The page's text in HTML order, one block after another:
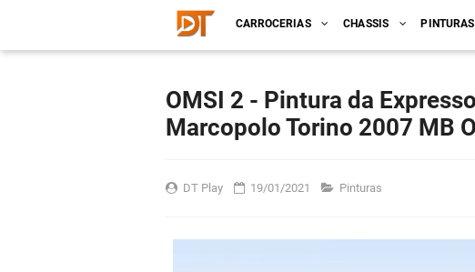
CARROCERIAS CHASSIS PINTURAS
OMSI 2 - Pintura da
Marcopolo Torino 2007 MB
DT Play 19/01/2021 Pinturas